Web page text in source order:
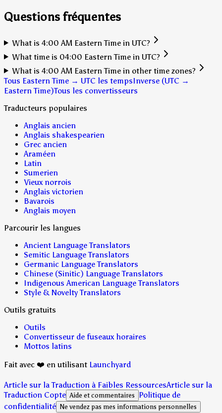
Questions fréquentes
What is 4:00 AM Eastern Time in UTC?
What time is 04:00 Eastern Time in UTC?
What is 4:00 AM Eastern Time in other time zones?
Tous Eastern Time → UTC les tempsInverse (UTC →
Eastern Time)Tous les convertisseurs
Traducteurs populaires
Anglais ancien
Anglais shakespearien
Grec ancien
Araméen
Latin
Sumerien
Vieux norrois
Anglais victorien
Bavarois
Anglais moyen
Parcourir les langues
Ancient Language Translators
Semitic Language Translators
Germanic Language Translators
Chinese (Sinitic) Language Translators
Indigenous American Language Translators
Style & Novelty Translators
Outils gratuits
Outils
Convertisseur de fuseaux horaires
Mottos latins
Fait avec ❤️ en utilisant Launchyard
Article sur la Traduction à Faibles RessourcesArticle sur la
Traduction Copte Aide et commentaires Politique de
confidentialité Ne vendez pas mes informations personnelles